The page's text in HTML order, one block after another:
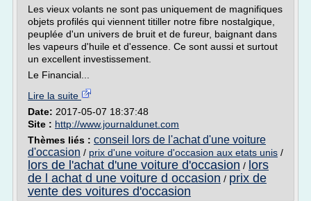
Les vieux volants ne sont pas uniquement de magnifiques
objets profilés qui viennent titiller notre fibre nostalgique,
peuplée d'un univers de bruit et de fureur, baignant dans
les vapeurs d'huile et d'essence. Ce sont aussi et surtout
un excellent investissement.
Le Financial...
Lire la suite
Date: 2017-05-07 18:37:48
Site : http://www.journaldunet.com
Thèmes liés : conseil lors de l'achat d'une voiture
d'occasion / prix d'une voiture d'occasion aux etats unis /
lors de l'achat d'une voiture d'occasion / lors
de l achat d une voiture d occasion / prix de
vente des voitures d'occasion